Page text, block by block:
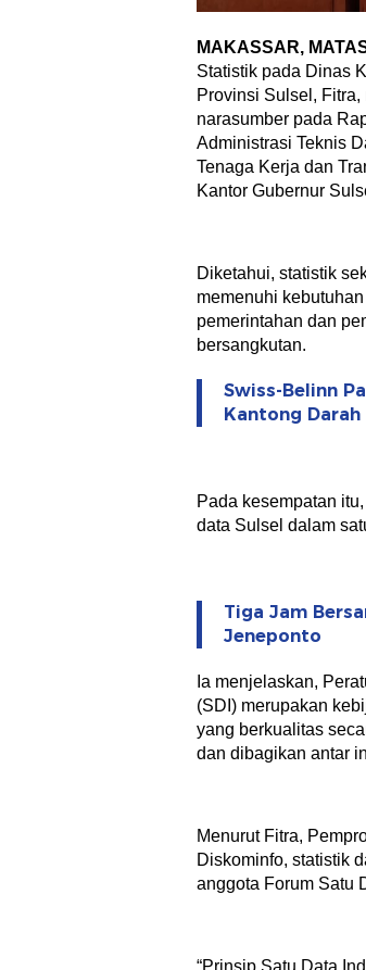
MAKASSAR,
Statistik pada Dinas
Provinsi Sulsel,
narasumber pada
Administrasi Teknis
Tenaga Kerja dan
Kantor Gubernur
Diketahui, statistik
memenuhi
pemerintahan dan
bersangkutan.
Swiss-Belinn
Kantong
Pada kesempatan
data Sulsel dalam
Tiga Jam
Jeneponto
Ia menjelaskan,
(SDI) merupakan
yang berkualitas
dan dibagikan antar
Menurut Fitra,
Diskominfo, statistik
anggota Forum Satu
“Prinsip Satu Data